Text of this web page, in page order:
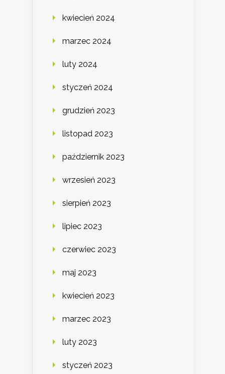
kwiecień 2024
marzec 2024
luty 2024
styczeń 2024
grudzień 2023
listopad 2023
październik 2023
wrzesień 2023
sierpień 2023
lipiec 2023
czerwiec 2023
maj 2023
kwiecień 2023
marzec 2023
luty 2023
styczeń 2023